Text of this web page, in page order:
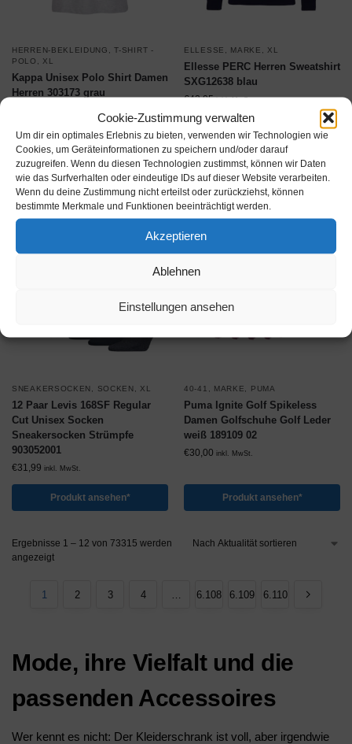
Cookie-Zustimmung verwalten
Um dir ein optimales Erlebnis zu bieten, verwenden wir Technologien wie
Cookies, um Geräteinformationen zu speichern und/oder darauf
zuzugreifen. Wenn du diesen Technologien zustimmst, können wir Daten
wie das Surfverhalten oder eindeutige IDs auf dieser Website verarbeiten.
Wenn du deine Zustimmung nicht erteilst oder zurückziehst, können
bestimmte Merkmale und Funktionen beeinträchtigt werden.
Akzeptieren
Ablehnen
Einstellungen ansehen
HERREN-BEKLEIDUNG ,T-SHIRT -
POLO
XL
Kappa Unisex Polo Shirt Damen
Herren 303173 grau
Produkt ansehen*
ELLESSE MARKE XL
Ellesse PERC Herren Sweatshirt
SXG12638 blau
€42,95 inkl. MwSt.
Produkt ansehen*
SNEAKERSOCKEN SOCKEN XL
12 Paar Levis 168SF Regular
Cut Unisex Socken
Sneakersocken Strümpfe
903052001
€31,99 inkl. MwSt.
Produkt ansehen*
40-41 MARKE PUMA
Puma Ignite Golf Spikeless
Damen Golfschuhe Golf Leder
weiß 189109 02
€30,00 inkl. MwSt.
Produkt ansehen*
Ergebnisse 1 – 12 von 73315 werden
angezeigt
1 2 3 4 … 6.108 6.109 6.110
Mode, ihre Vielfalt und die
passenden Accessoires
Wer kennt es nicht: Der Kleiderschrank ist voll, aber irgendwie